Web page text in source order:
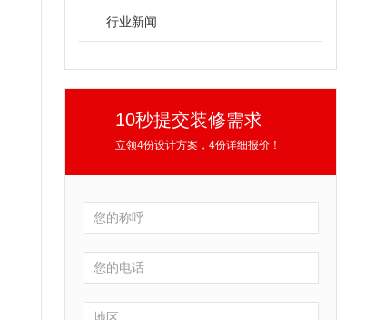
行业新闻
10秒提交装修需求
立领4份设计方案，4份详细报价！